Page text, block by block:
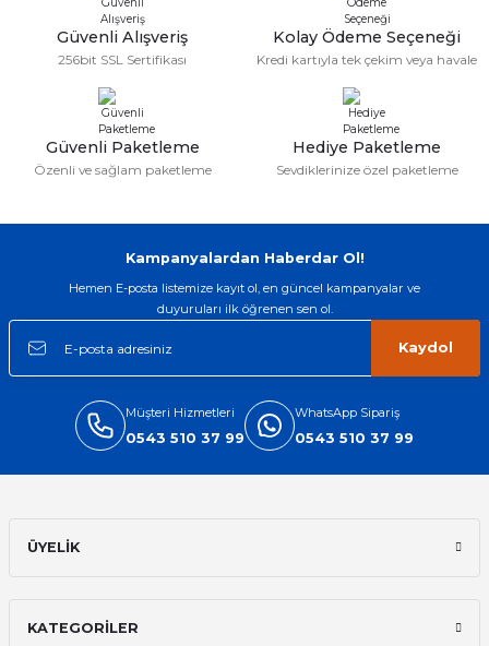
Güvenli Alışveriş
256bit SSL Sertifikası
Kolay Ödeme Seçeneği
Kredi kartıyla tek çekim veya havale
Güvenli Paketleme
Özenli ve sağlam paketleme
Hediye Paketleme
Sevdiklerinize özel paketleme
Kampanyalardan Haberdar Ol!
Hemen E-posta listemize kayıt ol, en güncel kampanyalar ve
duyuruları ilk öğrenen sen ol.
Kaydol
Müşteri Hizmetleri
0543 510 37 99
WhatsApp Sipariş
0543 510 37 99
ÜYELİK
KATEGORİLER